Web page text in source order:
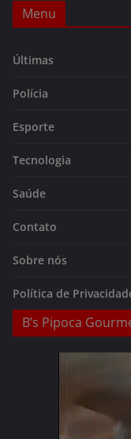
Menu
Últimas
Polícia
Esporte
Tecnologia
Saúde
Contato
Sobre nós
Política de
B’s Pipoca